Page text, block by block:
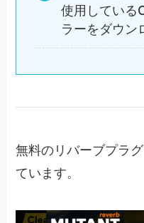
使用している
ラーをダウン
無料のリバーブプラ
ています。